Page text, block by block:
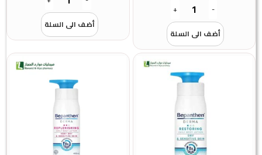
-
+
أضف الى السلة
أضف الى السلة